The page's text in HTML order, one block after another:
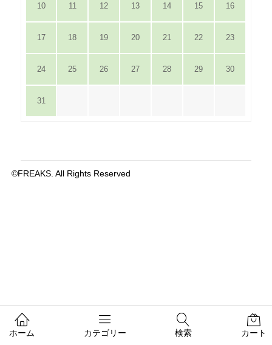
10 11 12 13 14 15 16
17 18 19 20 21 22 23
24 25 26 27 28 29 30
31
©FREAKS. All Rights Reserved
ホーム カテゴリー 検索 カート